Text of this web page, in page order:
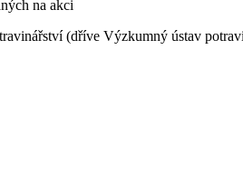
(dříve Výzkumný ústav